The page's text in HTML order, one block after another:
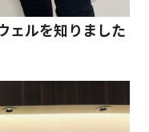
ェルを知りました